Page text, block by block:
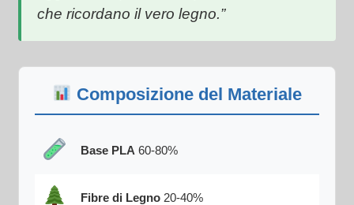
che ricordano il vero legno.”
Composizione del Materiale
Base PLA 60-80%
Fibre di Legno 20-40%